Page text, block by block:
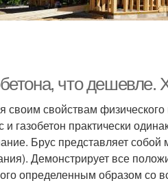
что дешевле.
свойствам физического
и газобетон практически
Брус представляет
Демонстрирует все
определенным образом со